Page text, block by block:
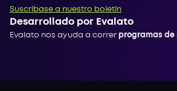
Suscríbase a nuestro boletín
Desarrollado por Evalato
Evalato nos ayuda a correr programas